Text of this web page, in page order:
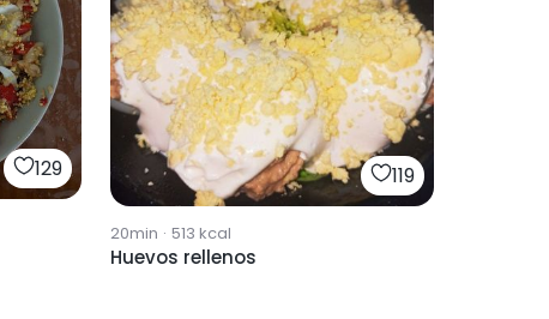
129 119
20min · 513 kcal
Huevos rellenos